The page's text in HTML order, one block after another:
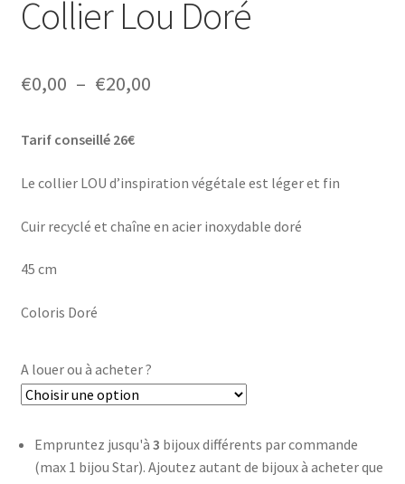
Collier Lou Doré
€0,00 – €20,00Plage
€0,00
Tarif conseillé 26€
Le collier LOU d’inspiration végétale est léger et fin
Cuir recyclé et chaîne en acier inoxydable doré
45 cm
Coloris Doré
A louer ou à acheter ?
Empruntez jusqu'à 3 bijoux différents par commande
(max 1 bijou Star). Ajoutez autant de bijoux à acheter que